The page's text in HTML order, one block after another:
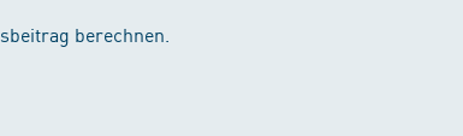
berechnen.